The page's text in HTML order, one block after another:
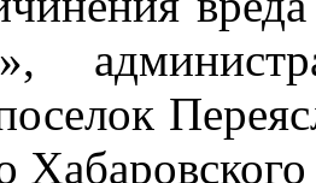
Хабаровского